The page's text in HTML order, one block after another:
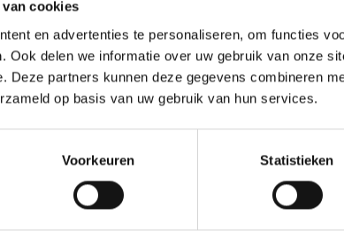
van cookies
en advertenties te personaliseren, om functies
Ook delen we informatie over uw gebruik van onze
Deze partners kunnen deze gegevens combineren
op basis van uw gebruik van hun services.
Voorkeuren Statistieken
en hun geschiedenis, beleid en bestuur. Maar
."
VUB-gemeenschap aan professor Nico Koedam!
Kairo (Kenya Marine and Fisheries Institute) ishier
Benitez (Central University of Ecuador) is
hier